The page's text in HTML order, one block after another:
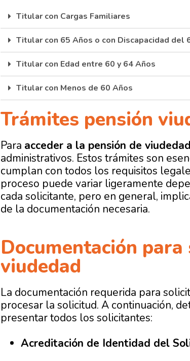
Titular con Cargas Familiares
Titular con 65 Años o con Discapacidad del
Titular con Edad entre 60 y 64 Años
Titular con Menos de 60 Años
Trámites pensión
Para acceder a la pensión de viudedad
administrativos. Estos trámites son
cumplan con todos los requisitos
proceso puede variar ligeramente
cada solicitante, pero en general,
de la documentación necesaria.
Documentación
viudedad
La documentación requerida para
procesar la solicitud. A continuación,
presentar todos los solicitantes:
Acreditación de Identidad del